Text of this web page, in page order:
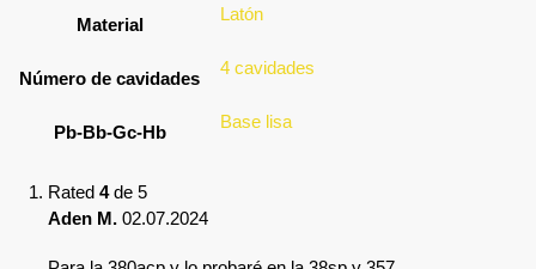
Material
Latón
Número de cavidades
4 cavidades
Pb-Bb-Gc-Hb
Base lisa
Rated 4de 5
Aden M. 02.07.2024